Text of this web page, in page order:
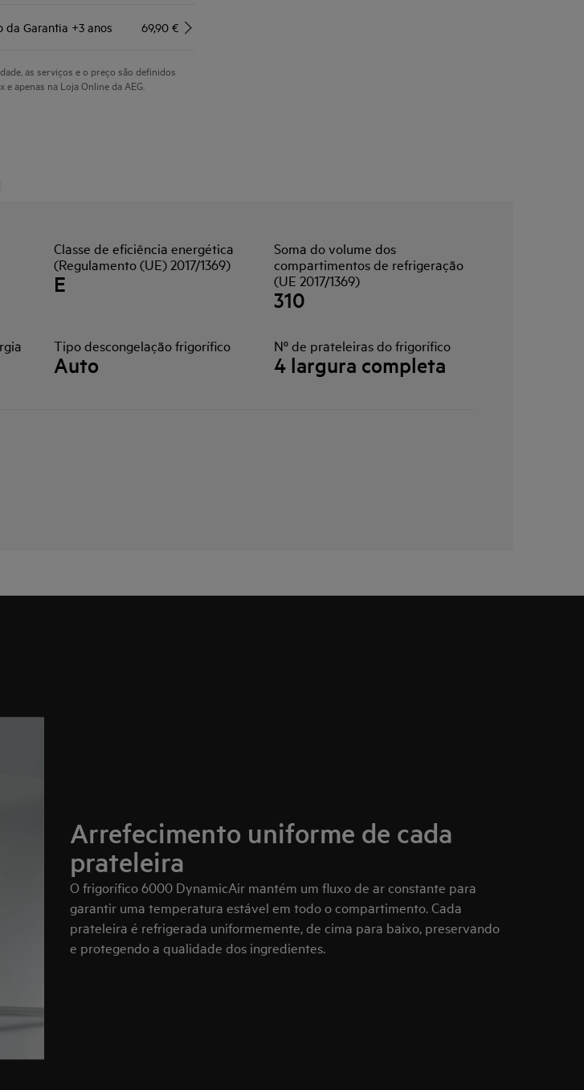
da Garantia +3 anos 69,90 €
as serviços e o preço são definidos
e apenas na Loja Online da AEG.
Classe de eficiência energética
(Regulamento (UE) 2017/1369)
E
Soma do volume dos
compartimentos de refrigeração
(UE 2017/1369)
310
Tipo descongelação frigorífico
Auto
Nº de prateleiras do frigorífico
4 largura completa
Arrefecimento uniforme de cada
prateleira
O frigorífico 6000 DynamicAir mantém um fluxo de ar constante para
garantir uma temperatura estável em todo o compartimento. Cada
prateleira é refrigerada uniformemente, de cima para baixo, preservando
e protegendo a qualidade dos ingredientes.